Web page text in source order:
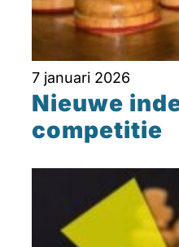
7 januari 2026
Nieuwe
competitie